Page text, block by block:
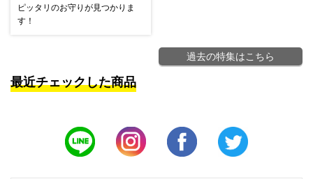
ピッタリのお守りが見つかりま
す！
過去の特集はこちら
最近チェックした商品